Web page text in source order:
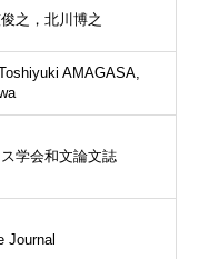
之，北川博之
AMAGASA,
学会和文論文誌
Journal